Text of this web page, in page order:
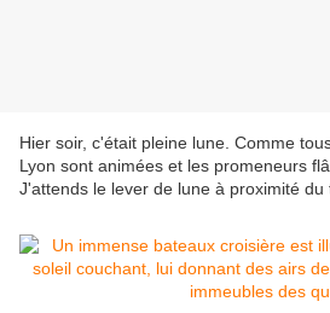
Hier soir, c'était pleine lune. Comme
Lyon sont animées et les promeneurs
J'attends le lever de lune à proximité du